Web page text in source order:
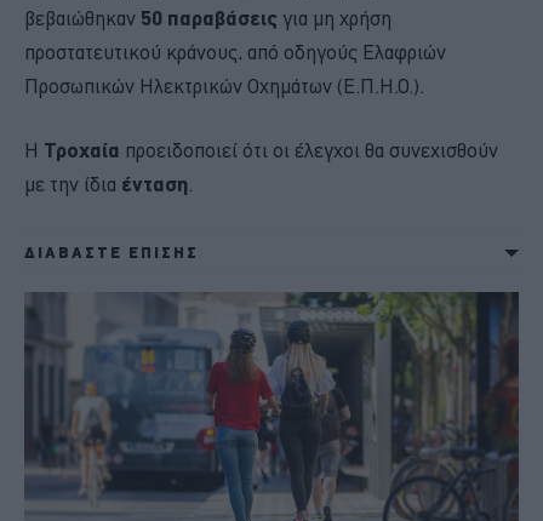
βεβαιώθηκαν 50 παραβάσεις για μη χρήση
προστατευτικού κράνους, από οδηγούς Ελαφριών
Προσωπικών Ηλεκτρικών Οχημάτων (Ε.Π.Η.Ο.).
Η Τροχαία προειδοποιεί ότι οι έλεγχοι θα συνεχισθούν
με την ίδια ένταση.
ΔΙΑΒΑΣΤΕ ΕΠΙΣΗΣ